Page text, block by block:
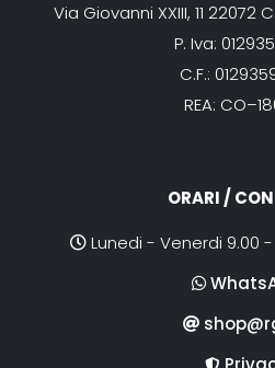
Via Giovanni XXIII, 11
P. Iva:
C.F.:
REA:
ORARI /
Lunedi - Venerdi 9.00 -